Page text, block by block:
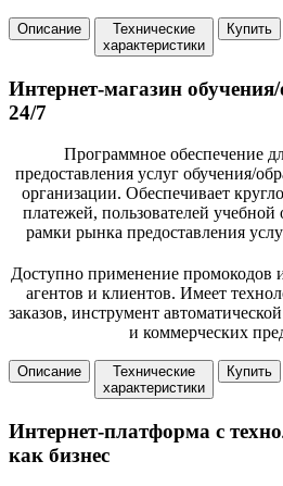
Описание
Технические
характеристики
Купить
Интернет-магазин
24/7
Программное обеспечение
предоставления услуг обучения/
организации. Обеспечивает
платежей, пользователей
рамки рынка предоставления
Доступно применение промокодов
агентов и клиентов. Имеет
заказов, инструмент
и коммерческих
Описание
Технические
характеристики
Купить
Интернет-платформа c
как бизнес